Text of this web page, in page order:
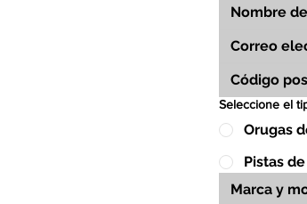
Seleccione el
Orugas
Pistas